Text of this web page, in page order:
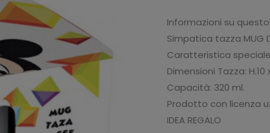
era:
€9.90.
è:
Informazioni su
Simpatica tazza MUG
Caratteristica
Dimensioni Tazza: H.10
Capacità: 320 ml.
Prodotto con licenza
IDEA REGALO